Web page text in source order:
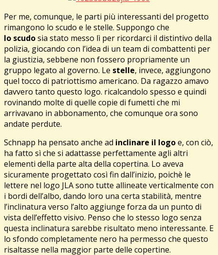
Per me, comunque, le parti più interessanti del progetto
rimangono lo scudo e le stelle. Suppongo che
lo scudosia stato messo lì per ricordarci il distintivo della
polizia, giocando con l’idea di un team di combattenti per
la giustizia, sebbene non fossero propriamente un
gruppo legato al governo. Le stelle, invece, aggiungono
quel tocco di patriottismo americano. Da ragazzo amavo
davvero tanto questo logo. ricalcandolo spesso e quindi
rovinando molte di quelle copie di fumetti che mi
arrivavano in abbonamento, che comunque ora sono
andate perdute.
Schnapp ha pensato anche ad inclinare il logoe, con ciò,
ha fatto sì che si adattasse perfettamente agli altri
elementi della parte alta della copertina. Lo aveva
sicuramente progettato così fin dall’inizio, poichè le
lettere nel logo JLA sono tutte allineate verticalmente con
i bordi dell’albo, dando loro una certa stabilità, mentre
l’inclinatura verso l’alto aggiunge forza da un punto di
vista dell’effetto visivo. Penso che lo stesso logo senza
questa inclinatura sarebbe risultato meno interessante. E
lo sfondo completamente nero ha permesso che questo
risaltasse nella maggior parte delle copertine.